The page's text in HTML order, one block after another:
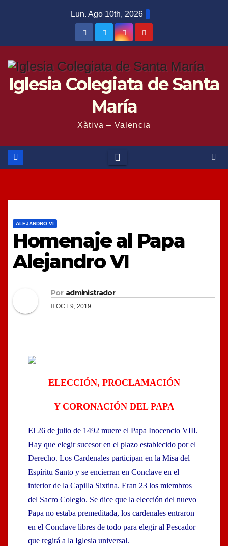
Lun. Ago 10th, 2026
Iglesia Colegiata de Santa
María
Xàtiva – Valencia
ALEJANDRO VI
Homenaje al Papa
Alejandro VI
Por administrador
OCT 9, 2019
ELECCIÓN, PROCLAMACIÓN
Y CORONACIÓN DEL PAPA
El 26 de julio de 1492 muere el Papa Inocencio VIII.
Hay que elegir sucesor en el plazo establecido por el
Derecho. Los Cardenales participan en la Misa del
Espíritu Santo y se encierran en Conclave en el
interior de la Capilla Sixtina. Eran 23 los miembros
del Sacro Colegio. Se dice que la elección del nuevo
Papa no estaba premeditada, los cardenales entraron
en el Conclave libres de todo para elegir al Pescador
que regirá a la Iglesia universal.